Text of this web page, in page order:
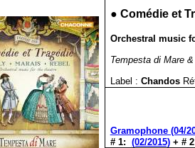
● Comédie et
Orchestral music
Tempesta di Mare
Label : Chandos
Gramophone (04/
# 1: (02/2015)+ #